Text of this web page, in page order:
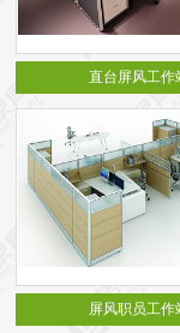
地柜
装饰柜 副柜
保密文件柜
前台接待系列
培训家具系列
培训桌
培训椅
公共区域家具系列
高铁车站候车椅
他们正在使用格创家具
无纸化会议系统案例
办
直台屏风工作
屏风职员工作